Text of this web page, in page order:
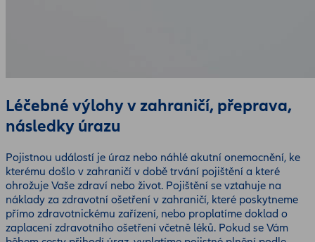
Léčebné výlohy v zahraničí, přeprava,
následky úrazu
Pojistnou událostí je úraz nebo náhlé akutní onemocnění, ke
kterému došlo v zahraničí v době trvání pojištění a které
ohrožuje Vaše zdraví nebo život. Pojištění se vztahuje na
náklady za zdravotní ošetření v zahraničí, které poskytneme
přímo zdravotnickému zařízení, nebo proplatíme doklad o
zaplacení zdravotního ošetření včetně léků. Pokud se Vám